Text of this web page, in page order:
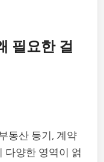
필요한 걸
동산 등기, 계약
다양한 영역이 얽